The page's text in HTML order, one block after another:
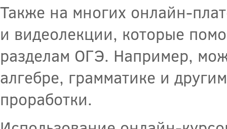
Также на многих онлайн-
и видеолекции, которые
разделам ОГЭ. Например,
алгебре, грамматике и
проработки.